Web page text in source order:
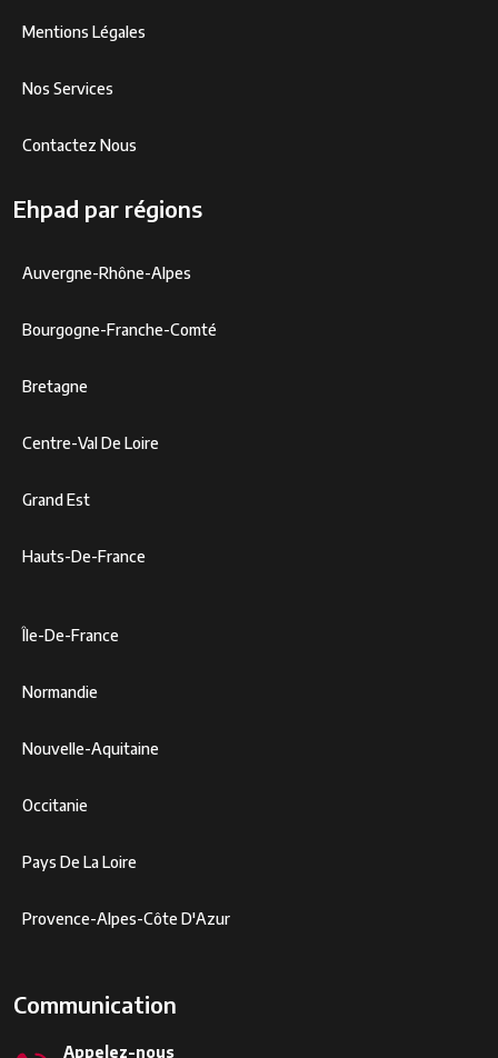
Mentions Légales
Nos Services
Contactez Nous
Ehpad par régions
Auvergne-Rhône-Alpes
Bourgogne-Franche-Comté
Bretagne
Centre-Val De Loire
Grand Est
Hauts-De-France
Île-De-France
Normandie
Nouvelle-Aquitaine
Occitanie
Pays De La Loire
Provence-Alpes-Côte D'Azur
Communication
Appelez-nous